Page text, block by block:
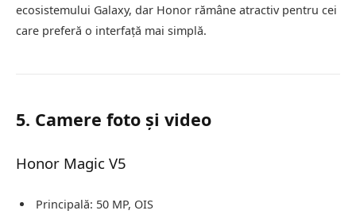
ecosistemului Galaxy, dar Honor rămâne atractiv pentru cei
care preferă o interfață mai simplă.
5. Camere foto și video
Honor Magic V5
Principală: 50 MP, OIS